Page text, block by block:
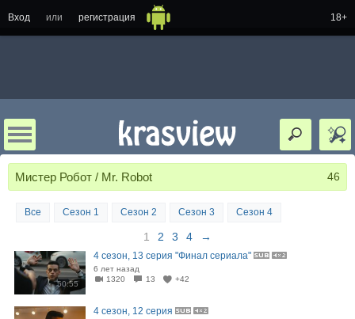
Вход или регистрация 18+
Мистер Робот / Mr. Robot 46
Все Сезон 1 Сезон 2 Сезон 3 Сезон 4
1 2 3 4 →
50:55
4 сезон, 13 серия "Финал сериала"
6 лет назад
1320
13 +42
4 сезон, 12 серия